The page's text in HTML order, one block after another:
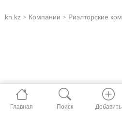
kn.kz > Компании > Риэлторские
Главная Поиск Добавить